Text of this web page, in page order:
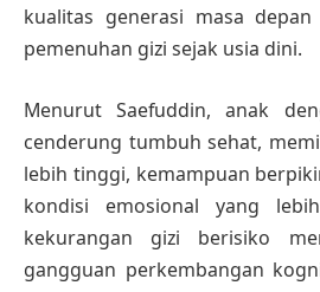
kualitas generasi masa
pemenuhan gizi sejak usia dini.
Menurut Saefuddin, anak
cenderung tumbuh sehat,
lebih tinggi, kemampuan
kondisi emosional yang
kekurangan gizi berisiko
gangguan perkembangan